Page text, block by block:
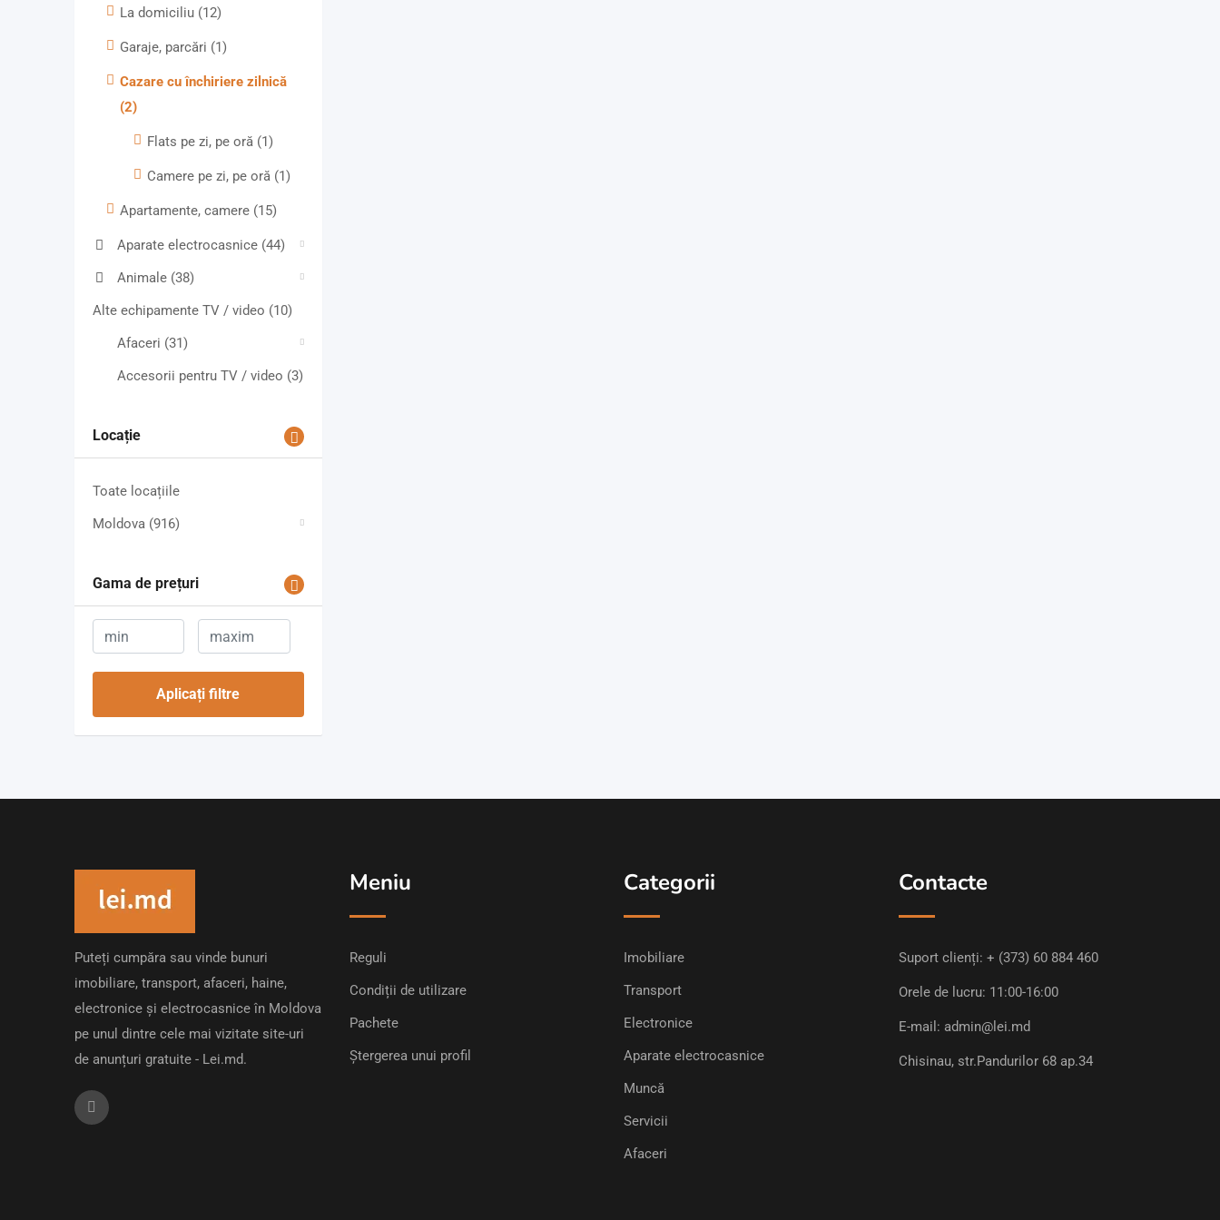
La domiciliu (12)
Garaje, parcări (1)
Cazare cu închiriere zilnică
(2)
Flats pe zi, pe oră (1)
Camere pe zi, pe oră (1)
Apartamente, camere (15)
Aparate electrocasnice (44)
Animale (38)
Alte echipamente TV / video (10)
Afaceri (31)
Accesorii pentru TV / video (3)
Locație
Toate locațiile
Moldova (916)
Gama de prețuri
Aplicați filtre
Puteți cumpăra sau vinde bunuri
imobiliare, transport, afaceri, haine,
electronice și electrocasnice în Moldova
pe unul dintre cele mai vizitate site-uri
de anunțuri gratuite - Lei.md.
Meniu
Reguli
Condiții de utilizare
Pachete
Ștergerea unui profil
Categorii
Imobiliare
Transport
Electronice
Aparate electrocasnice
Muncă
Servicii
Afaceri
Contacte
Suport clienți: + (373) 60 884 460
Orele de lucru: 11:00-16:00
E-mail: admin@lei.md
Chisinau, str.Pandurilor 68 ap.34